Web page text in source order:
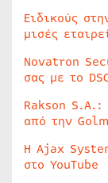
Ειδικούς
μισές
Novatron
σας με το
Rakson S.A.:
από την
Η Ajax
στο YouTube